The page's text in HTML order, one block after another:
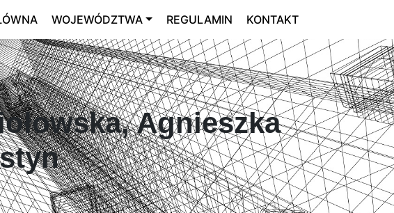
WOJEWÓDZTWA REGULAMIN KONTAKT
Agnieszka